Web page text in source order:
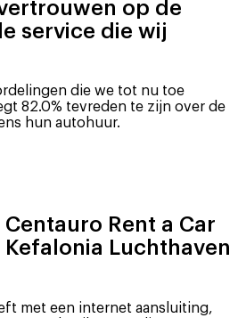
op de
service die wij
die we tot nu toe
82.0% tevreden te zijn over de
hun autohuur.
Centauro Rent a Car
Luchthaven
met een internet aansluiting,